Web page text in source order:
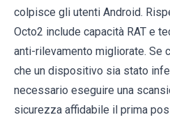
colpisce gli utenti Android.
Octo2 include capacità RAT e
anti-rilevamento migliorate. Se
che un dispositivo sia stato
necessario eseguire una
sicurezza affidabile il prima